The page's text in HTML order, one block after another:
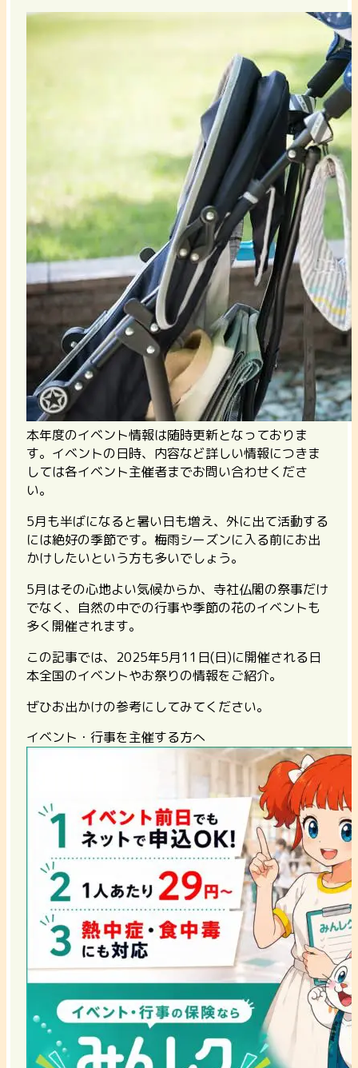
本年度のイベント情報は随時更新となっておりま
す。イベントの日時、内容など詳しい情報につきま
しては各イベント主催者までお問い合わせくださ
い。
5月も半ばになると暑い日も増え、外に出て活動する
には絶好の季節です。梅雨シーズンに入る前にお出
かけしたいという方も多いでしょう。
5月はその心地よい気候からか、寺社仏閣の祭事だけ
でなく、自然の中での行事や季節の花のイベントも
多く開催されます。
この記事では、2025年5月11日(日)に開催される日
本全国のイベントやお祭りの情報をご紹介。
ぜひお出かけの参考にしてみてください。
イベント・行事を主催する方へ